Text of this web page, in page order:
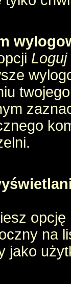
opcję
na
jako